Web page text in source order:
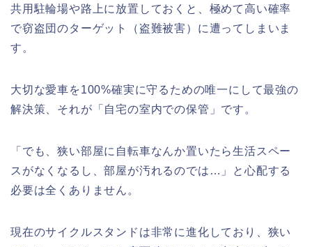
共用駐輪場や路上に放置しておくと、極めて高い確率
で窃盗団のターゲット（盗難被害）に遭ってしまいま
す。
大切な愛車を100%確実に守るための唯一にして最強の
解決策、それが「自宅の室内での保管」です。
「でも、狭い部屋に自転車なんか置いたら生活スペー
スがなくなるし、部屋が汚れるのでは…」と心配する
必要は全くありません。
現在のサイクルスタンドは非常に進化しており、狭い